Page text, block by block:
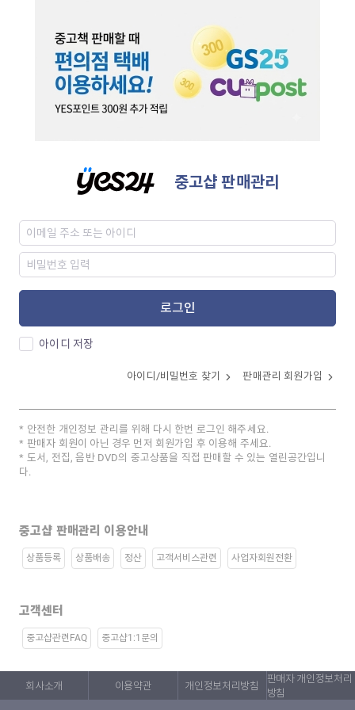
중고샵 판매관리
로그인
아이디 저장
아이디/비밀번호 찾기 판매관리 회원가입
안전한 개인정보 관리를 위해 다시 한번 로그인 해주세요.
판매자 회원이 아닌 경우 먼저 회원가입 후 이용해 주세요.
도서, 전집, 음반 DVD의 중고상품을 직접 판매할 수 있는 열린공간입니
다.
중고샵 판매관리 이용안내
상품등록 상품배송 정산 고객서비스관련 사업자회원전환
고객센터
중고샵관련FAQ 중고샵1:1문의
회사소개 이용약관 개인정보처리방침
판매자 개인정보처리
방침